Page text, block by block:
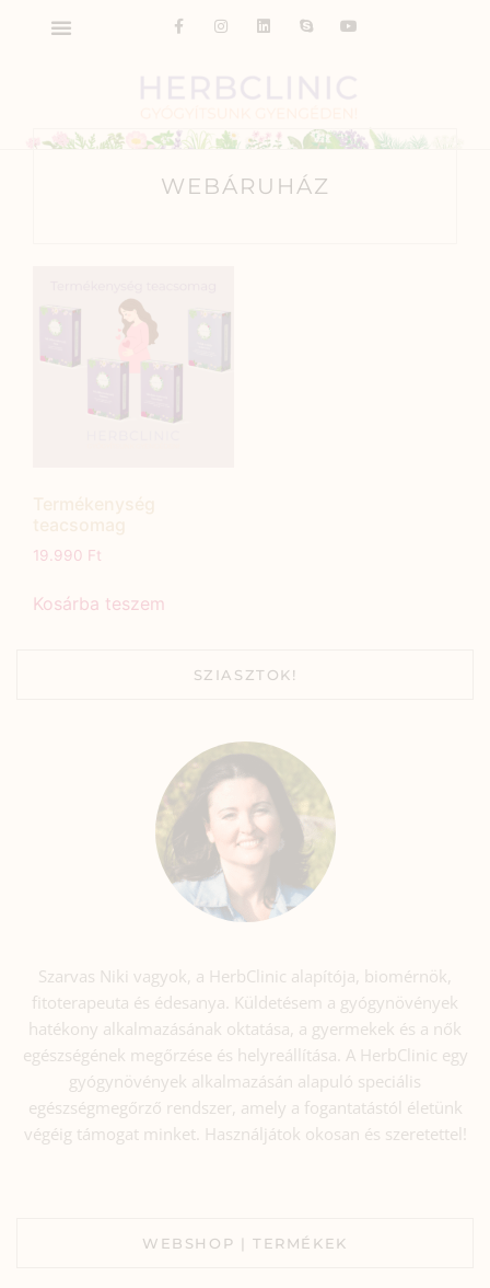
WEBÁRUHÁZ
19.990 Ft
Kosárba teszem
SZIASZTOK!
Szarvas Niki vagyok, a HerbClinic alapítója, biomérnök,
fitoterapeuta és édesanya. Küldetésem a gyógynövények
hatékony alkalmazásának oktatása, a gyermekek és a nők
egészségének megőrzése és helyreállítása. A HerbClinic egy
gyógynövények alkalmazásán alapuló speciális
egészségmegőrző rendszer, amely a fogantatástól életünk
végéig támogat minket. Használjátok okosan és szeretettel!
WEBSHOP | TERMÉKEK